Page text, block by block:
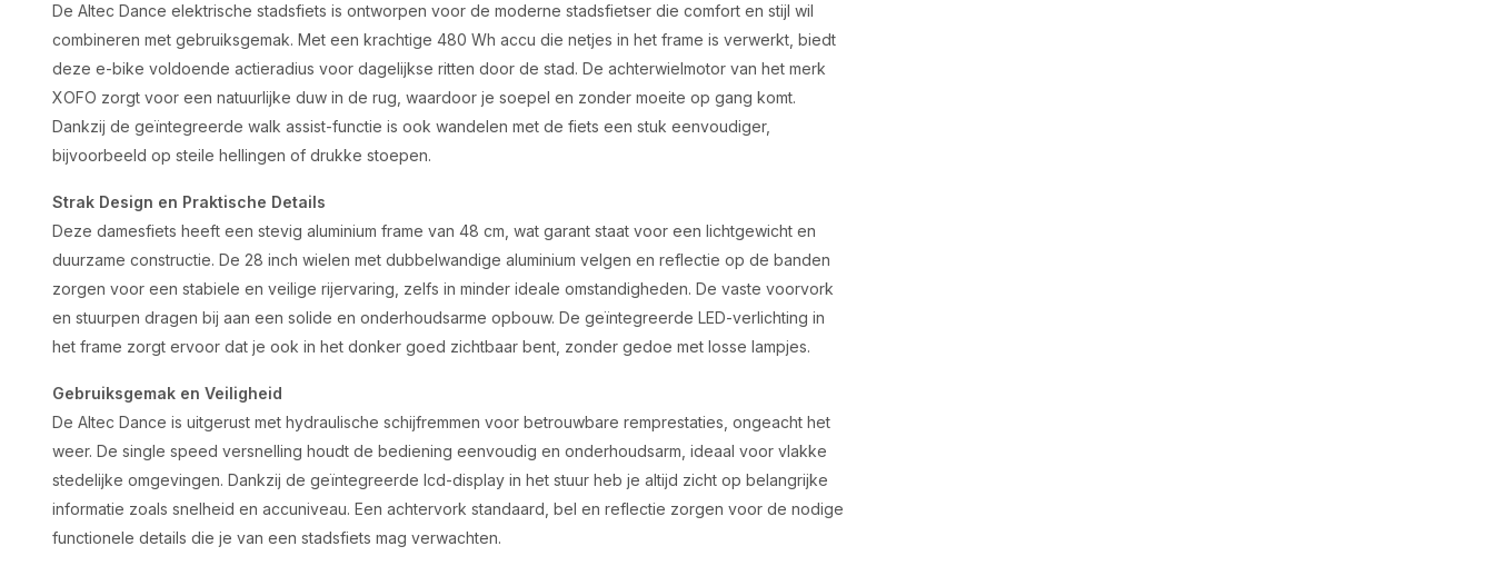
De Altec Dance elektrische stadsfiets is ontworpen voor de moderne stadsfietser die comfort en stijl wil
combineren met gebruiksgemak. Met een krachtige 480 Wh accu die netjes in het frame is verwerkt, biedt
deze e-bike voldoende actieradius voor dagelijkse ritten door de stad. De achterwielmotor van het merk
XOFO zorgt voor een natuurlijke duw in de rug, waardoor je soepel en zonder moeite op gang komt.
Dankzij de geïntegreerde walk assist-functie is ook wandelen met de fiets een stuk eenvoudiger,
bijvoorbeeld op steile hellingen of drukke stoepen.
Strak Design en Praktische Details
Deze damesfiets heeft een stevig aluminium frame van 48 cm, wat garant staat voor een lichtgewicht en
duurzame constructie. De 28 inch wielen met dubbelwandige aluminium velgen en reflectie op de banden
zorgen voor een stabiele en veilige rijervaring, zelfs in minder ideale omstandigheden. De vaste voorvork
en stuurpen dragen bij aan een solide en onderhoudsarme opbouw. De geïntegreerde LED-verlichting in
het frame zorgt ervoor dat je ook in het donker goed zichtbaar bent, zonder gedoe met losse lampjes.
Gebruiksgemak en Veiligheid
De Altec Dance is uitgerust met hydraulische schijfremmen voor betrouwbare remprestaties, ongeacht het
weer. De single speed versnelling houdt de bediening eenvoudig en onderhoudsarm, ideaal voor vlakke
stedelijke omgevingen. Dankzij de geïntegreerde lcd-display in het stuur heb je altijd zicht op belangrijke
informatie zoals snelheid en accuniveau. Een achtervork standaard, bel en reflectie zorgen voor de nodige
functionele details die je van een stadsfiets mag verwachten.